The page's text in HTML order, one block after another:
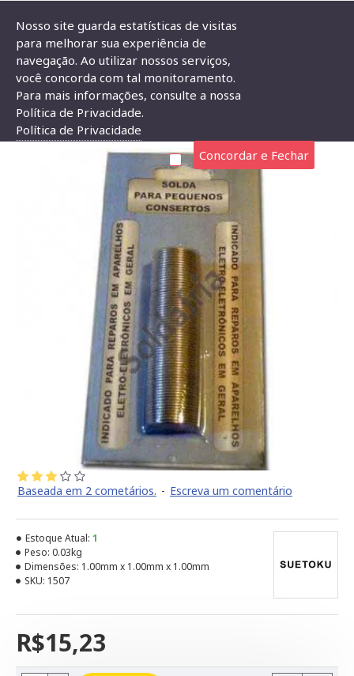
Marca Suetoku Solda Estanho SCI - 20 Gramas 3,5 Metros
SOLDA ESTANHO SCI - 20 GRAMAS 3,5 METROS
Baseada em 2 cometários. - Escreva um comentário
R$15,23
Estoque Atual: 1
Peso: 0.03kg
Dimensões: 1.00mm x 1.00mm x 1.00mm
SKU: 1507
Nosso site guarda estatísticas de visitas
para melhorar sua experiência de
navegação. Ao utilizar nossos serviços,
você concorda com tal monitoramento.
Para mais informações, consulte a nossa
Política de Privacidade.
Política de Privacidade
Concordar e Fechar